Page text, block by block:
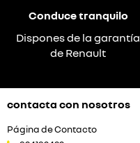
Conduce tranquilo
Dispones de la garantía
de Renault
contacta con nosotros
Página de Contacto